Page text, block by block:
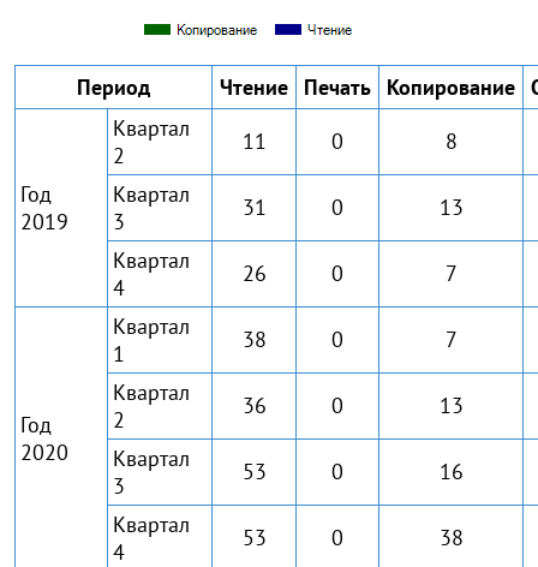
Период Чтение Печать Копирование
Год
2019
Квартал
2
11 0
8
Квартал
3
31 0
13
Квартал
4
26 0 7
Год
2020
Квартал
1
38 0
7
Квартал
2
36 0
13
Квартал
3
53 0
16
Квартал
4
53 0 38